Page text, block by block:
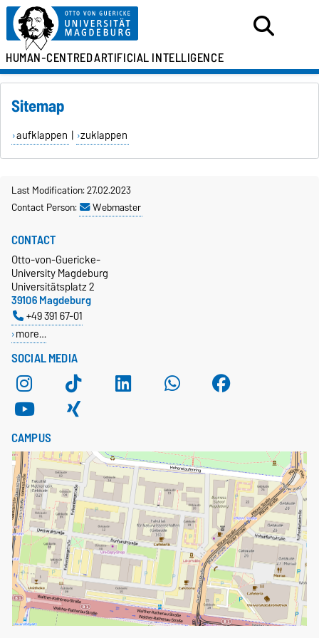
HUMAN-CENTREDARTIFICIAL INTELLIGENCE
Sitemap
aufklappen | zuklappen
Last Modification: 27.02.2023
Contact Person:
Webmaster
SOCIAL MEDIA
CONTACT
Otto-von-Guericke-
University Magdeburg
Universitätsplatz 2
39106 Magdeburg
+49 391 67-01
more…
CAMPUS